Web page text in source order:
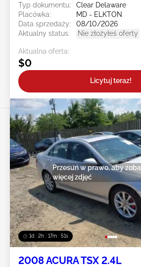
Typ dokumentu:
Clear Delaware
Placówka:
MD - ELKTON
Data sprzedaży:
08/10/2026
Aktualny status:
Nie złożyłeś oferty
Aktualna oferta:
$0
Licytuj teraz!
1d : 2h : 17m : 48s
Przesuń w prawo, aby
więcej zdjęć
2008 ACURA TSX 2.4L